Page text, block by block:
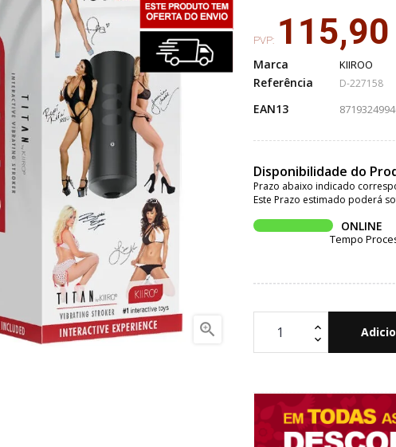

PVP:
Marca KIIROO
Referência D-227158
EAN13
Disponibilidade do
Prazo abaixo indicado
Este Prazo estimado poderá
ONLINE
Tempo